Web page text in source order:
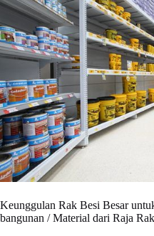
Keunggulan Rak Besi Besar
bangunan / Material dari Raja